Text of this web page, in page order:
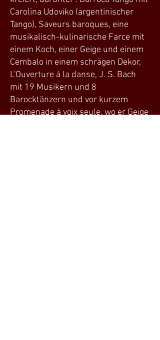
Carolina Udoviko (argentinischer
Tango), Saveurs baroques, eine
musikalisch-kulinarische Farce mit
einem Koch, einer Geige und einem
Cembalo in einem schrägen Dekor,
L'Ouverture à la danse, J. S. Bach
mit 19 Musikern und 8
Barocktänzern und vor kurzem
Promenade à voix seule, wo er Geige